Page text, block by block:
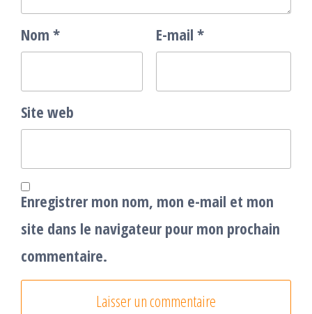
Nom * E-mail *
Site web
Enregistrer mon nom, mon e-mail et mon
site dans le navigateur pour mon prochain
commentaire.